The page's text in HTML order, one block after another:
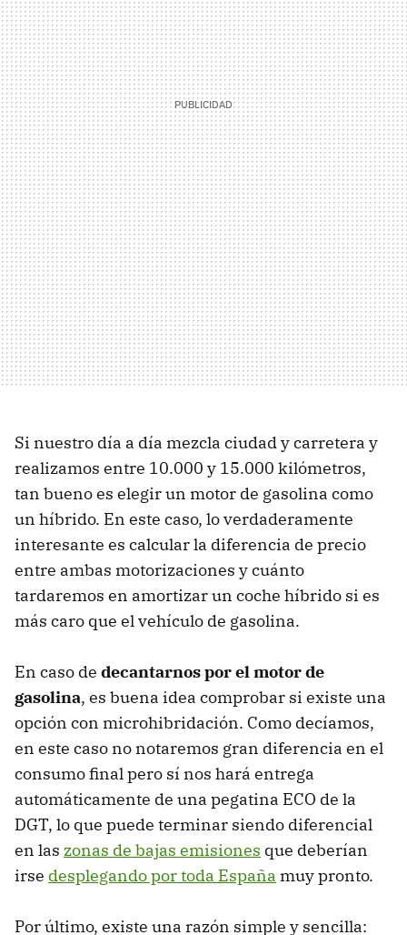
Si nuestro día a día mezcla ciudad y carretera y
realizamos entre 10.000 y 15.000 kilómetros,
tan bueno es elegir un motor de gasolina como
un híbrido. En este caso, lo verdaderamente
interesante es calcular la diferencia de precio
entre ambas motorizaciones y cuánto
tardaremos en amortizar un coche híbrido si es
más caro que el vehículo de gasolina.
En caso de decantarnos por el motor de
gasolina, es buena idea comprobar si existe una
opción con microhibridación. Como decíamos,
en este caso no notaremos gran diferencia en el
consumo final pero sí nos hará entrega
automáticamente de una pegatina ECO de la
DGT, lo que puede terminar siendo diferencial
en las zonas de bajas emisiones que deberían
irse desplegando por toda España muy pronto.
Por último, existe una razón simple y sencilla: